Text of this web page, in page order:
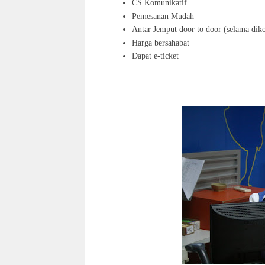
CS Komunikatif
Pemesanan Mudah
Antar Jemput door to door (selama
Harga bersahabat
Dapat e-ticket